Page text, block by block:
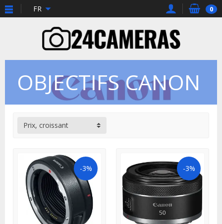
FR 0
OBJECTIFS CANON
Prix, croissant
-3% -3%